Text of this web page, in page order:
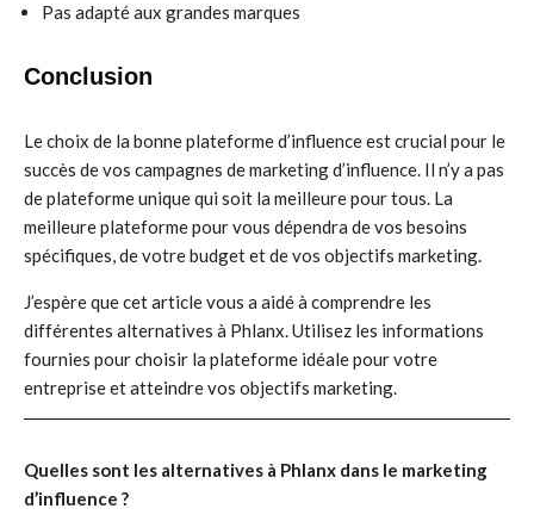
Pas adapté aux grandes marques
Conclusion
Le choix de la bonne plateforme d’influence est crucial pour le
succès de vos campagnes de marketing d’influence. Il n’y a pas
de plateforme unique qui soit la meilleure pour tous. La
meilleure plateforme pour vous dépendra de vos besoins
spécifiques, de votre budget et de vos objectifs marketing.
J’espère que cet article vous a aidé à comprendre les
différentes alternatives à Phlanx. Utilisez les informations
fournies pour choisir la plateforme idéale pour votre
entreprise et atteindre vos objectifs marketing.
Quelles sont les alternatives à Phlanx dans le marketing
d’influence ?